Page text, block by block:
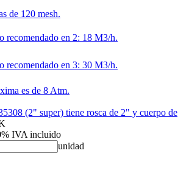
de 120 mesh.
recomendado en 2: 18 M3/h.
recomendado en 3: 30 M3/h.
es de 8 Atm.
(2" super) tiene rosca de 2" y cuerpo de
IVA incluido
unidad